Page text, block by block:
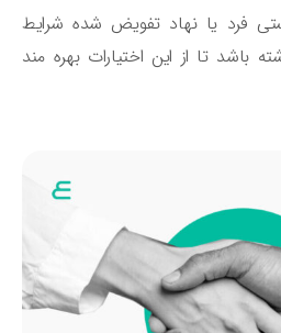
یا نهاد تفویض شده شرایط
تا از این اختیارات بهره مند